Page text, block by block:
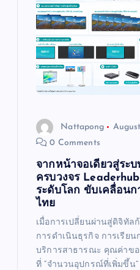
Nattapong
0 Comments
จากหน้าจอเดียวสู่ระ
ครบวงจร
ระดับโลก ขับเคลื่อน
ไทย
เมื่อการเปลี่ยนผ่านสู่ดิจิทัล
การดำเนินธุรกิจ การเรีย
บริการสาธารณะ คุณค่าขอ
ที่ “จำนวนอุปกรณ์ที่เพิ่มขึ้น